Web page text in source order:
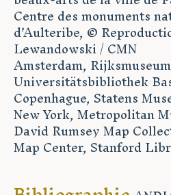
Centre des monuments
d’Aulteribe, ©
Lewandowski / CMN
Amsterdam,
Universitätsbibliothek
Copenhague, Statens
New York, Metropolitan
David Rumsey Map
Map Center, Stanford